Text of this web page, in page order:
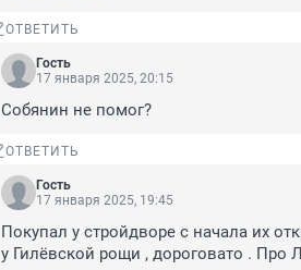
ОТВЕТИТЬ
Гость
17 января 2025, 20:15
Собянин не помог?
ОТВЕТИТЬ
Гость
17 января 2025, 19:45
Покупал у стройдворе с начала их
у Гилёвской рощи , дороговато . Про